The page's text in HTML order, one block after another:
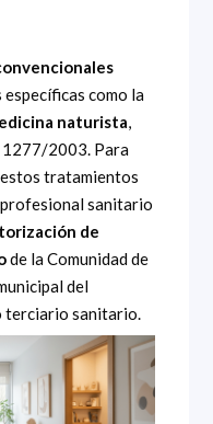
como la
naturista,
1277/2003. Para
tratamientos
sanitario
de
de la Comunidad de
del
terciario sanitario.